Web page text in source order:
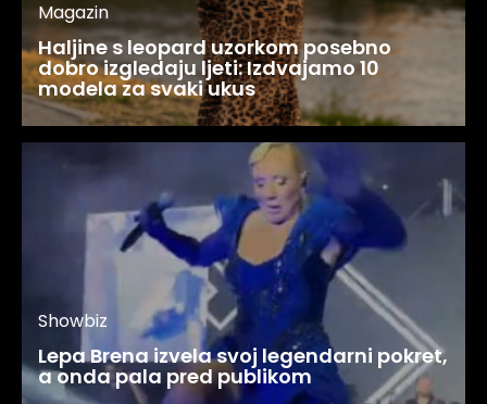
Magazin
Haljine s leopard uzorkom posebno
dobro izgledaju ljeti: Izdvajamo 10
modela za svaki ukus
Showbiz
Lepa Brena izvela svoj legendarni pokret,
a onda pala pred publikom